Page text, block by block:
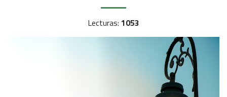
Lecturas: 1053